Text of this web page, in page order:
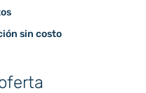
sin costo